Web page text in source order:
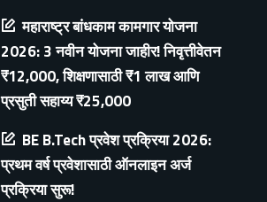
महाराष्ट्र बांधकाम कामगार योजना
2026: 3 नवीन योजना जाहीर! निवृत्तीवेतन
₹12,000, शिक्षणासाठी ₹1 लाख आणि
प्रसुती सहाय्य ₹25,000
BE B.Tech प्रवेश प्रक्रिया 2026:
प्रथम वर्ष प्रवेशासाठी ऑनलाइन अर्ज
प्रक्रिया सुरू!